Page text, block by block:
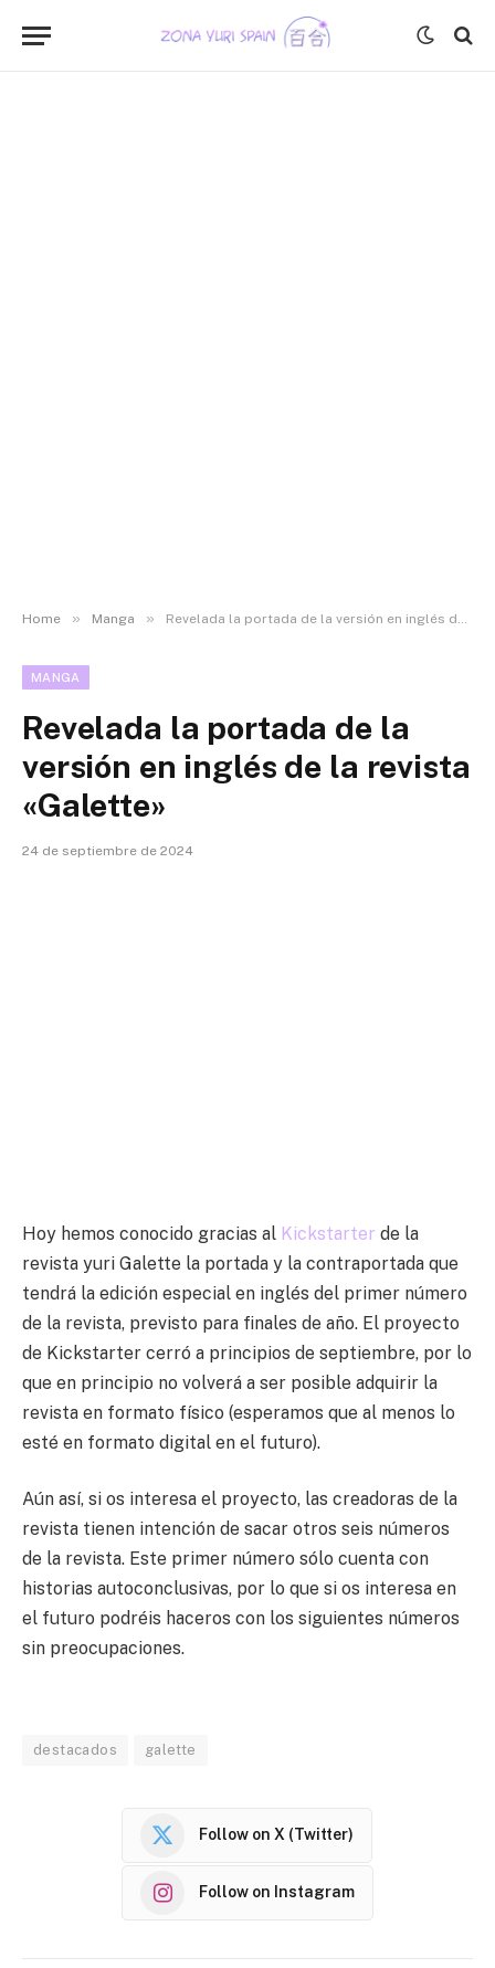
Home » Manga » Revelada la portada de la versión en inglés de la revista «Galette»
MANGA
Revelada la portada de la
versión en inglés de la revista
«Galette»
24 de septiembre de 2024
Hoy hemos conocido gracias al Kickstarter de la
revista yuri Galette la portada y la contraportada que
tendrá la edición especial en inglés del primer número
de la revista, previsto para finales de año. El proyecto
de Kickstarter cerró a principios de septiembre, por lo
que en principio no volverá a ser posible adquirir la
revista en formato físico (esperamos que al menos lo
esté en formato digital en el futuro).
Aún así, si os interesa el proyecto, las creadoras de la
revista tienen intención de sacar otros seis números
de la revista. Este primer número sólo cuenta con
historias autoconclusivas, por lo que si os interesa en
el futuro podréis haceros con los siguientes números
sin preocupaciones.
destacados galette
Follow on X (Twitter)
Follow on Instagram